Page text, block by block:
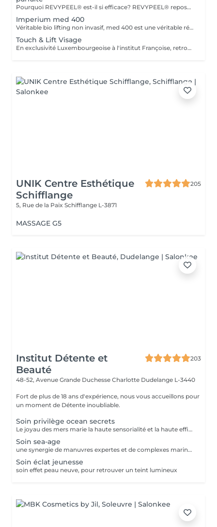
Pourquoi REVYPEEL® est-il si efficace? REVYPEEL® repose sur une combinaison exclusive de trois acides aux actions complémentaires : Des Résultats Visibles et Durables Effet "peau neuve" : Exfoliation contrôlée pour une texture affínée, un teint éclatant et uniformisé. Anti-âge : Stimulation de la production de collagène pour une peau ferme et repulpée. Anti-imperfections : Réduction des rides, cicatrices d'acné et pores dilatés. Éclaircissant : Diminution des taches pigmentaires et prévention des récidives. 3. Adapté à Tous les Types de Peau , REVYPEEL® s'adapte à chaque besoin : Version LOW : Pour une exfoliation douce, idéale pour les peaux sensibles ou en entretien. 4. Sécurité et Confort Contrôle optimal :pas de risques d'irritation ou de rougeurs. Contrairement aux peelings agressifs, REVYPEEL® offre une récupération rapide
Imperium med 400
Véritable bio lifting non invasif, med 400 est une véritable révolution dans le domaine de l'esthétique. Combinant la diathermologie et la diathermo-concentration, cette technique va complètement régénérer la peau, raffermir les muscles faciaux, vascularisé les tissus profonds, ré oxygéner les tissus du visage, traiter le relâchement, les rides faciales et le cou. Le traitement va débarrasser la peau de toutes ses impuretés. Puis,la sonophorèse, innovation agissant comme une mésothérapie sans aiguilles, va permettre la pénétration de tous les actifs. Les résultats sont visibles dès la première séance. Cure de 6 soins - Prix 1100
Touch & Lift Visage
En exclusivité Luxembourgeoise à l'institut Françoise, retrouvez la solution naturelle, non invasive et efficace pour répondre à votre souhait de rajeunissement durable. Le visage, l'ovale et le cou sont redessinés et retrouvent leur tonicité, les rides et plis s'atténuent, le regard retrouve sa luminosité. Les résultats sont visibles dès la première séance. Chaque traitement doit être fait tous les deux mois. Cure de 3 Soins - Prix 1029 Cure de 5 Soins - Prix 1560
UNIK Centre Esthétique
Schifflange
205
5, Rue de la Paix Schifflange L-3871
MASSAGE G5
Institut Détente et
Beauté
203
48-52, Avenue Grande Duchesse Charlotte Dudelange L-3440
Fort de plus de 18 ans d'expérience, nous vous accueillons pour
un moment de Détente inoubliable.
Soin privilège ocean secrets
Le joyau des mers marie la haute sensorialité et la haute efficacité pour ce soin anti-âge d'exception
Soin sea-age
une synergie de manuvres expertes et de complexes marins revitalisants, ce soin lisse les rides, raffermit la peau et redonne éclat et vitalité au teint.
Soin éclat jeunesse
soin effet peau neuve, pour retrouver un teint lumineux